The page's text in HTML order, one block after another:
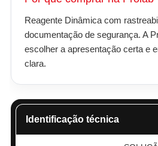
Reagente Dinâmica com
documentação de segurança. A
escolher a apresentação certa e
clara.
Identificação técnica